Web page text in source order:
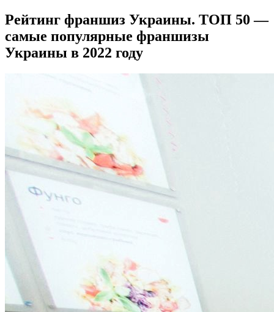
Рейтинг франшиз Украины. ТОП 50 —
самые популярные франшизы
Украины в 2022 году